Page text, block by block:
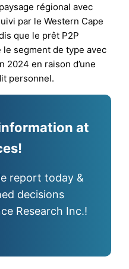
régional avec
par le Western Cape
que le prêt P2P
segment de type avec
2024 en raison d’une
personnel.
at
report today &
decisions
Research Inc.!